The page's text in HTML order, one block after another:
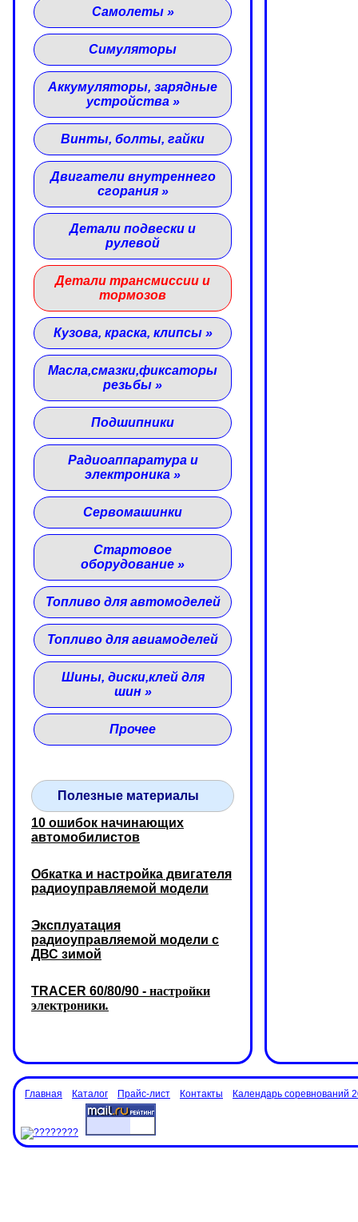
Самолеты»
Симуляторы
Аккумуляторы, зарядные
устройства»
Винты, болты, гайки
Двигатели внутреннего
сгорания»
Детали подвески и
рулевой
Детали трансмиссии и
тормозов
Кузова, краска, клипсы»
Масла,смазки,фиксаторы
резьбы »
Подшипники
Радиоаппаратура и
электроника »
Сервомашинки
Стартовое
оборудование »
Топливо для автомоделей
Топливо для авиамоделей
Шины, диски,клей для
шин»
Прочее
Полезные материалы
10 ошибок начинающих
автомобилистов
Обкатка и настройка двигателя
радиоуправляемой модели
Эксплуатация
радиоуправляемой модели с
ДВС зимой
TRACER 60/80/90 - настройки
электроники.
Главная Каталог Прайс-лист Контакты Календарь соревнований